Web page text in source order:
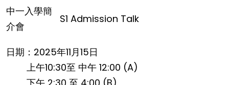
中一入學簡
介會
S1 Admission Talk
日期：2025年11月15日
上午10:30至 中午 12:00 (A)